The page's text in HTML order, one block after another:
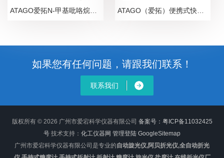
ATAGO（爱拓）便携式快速苹果无损糖度计
如果您有任何问题，请跟我们联系！
联系我们
版权所有 © 2026 广州市爱宕科学仪器有限公司 备案号：粤ICP备11032425
号 技术支持： 化工仪器网 管理登陆 GoogleSitemap
广州市爱宕科学仪器有限公司是专业的自动旋光仪,阿贝折光仪,全自动折光